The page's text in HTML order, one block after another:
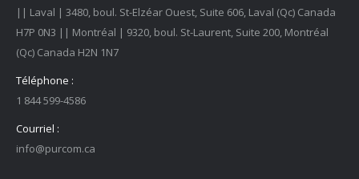
|| Laval | 3480, boul. St-Elzéar Ouest, Suite 606, Laval (Qc) Canada
H7P 0N3 || Montréal | 9320, boul. St-Laurent, Suite 200, Montréal
(Qc) Canada H2N 1N7
Téléphone :
1 844 599-4586
Courriel :
info@purcom.ca